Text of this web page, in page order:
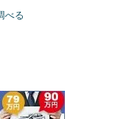
べる